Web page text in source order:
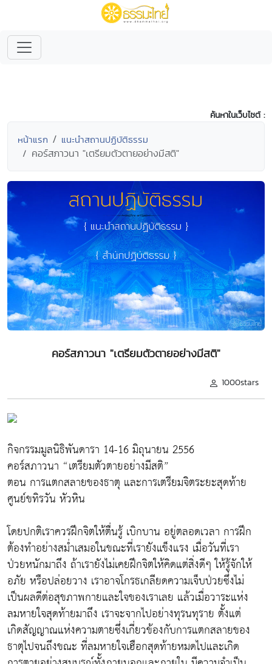
ค้นหาในเว็บไซต์ :
หน้าแรก แนะนำสถานปฏิบัติธรรม
คอร์สภาวนา "เตรียมตัวตายอย่างมีสติ"
คอร์สภาวนา "เตรียมตัวตายอย่างมีสติ"
1000stars
กิจกรรมมูลนิธิพันดารา 14-16 มิถุนายน 2556
คอร์สภาวนา “เตรียมตัวตายอย่างมีสติ”
ตอน การแตกสลายของธาตุ และการเตรียมจิตระยะสุดท้าย
ศูนย์ขทิรวัน หัวหิน
โดยปกติเราควรฝึกจิตให้ตื่นรู้ เบิกบาน อยู่ตลอดเวลา การฝึก
ต้องทำอย่างสม่ำเสมอในขณะที่เรายังแข็งแรง เมื่อวันที่เรา
ป่วยหนักมาถึง ถ้าเรายังไม่เคยฝึกจิตให้คิดแต่สิ่งดีๆ ให้รู้จักให้
อภัย หรือปล่อยวาง เราอาจโกรธเกลียดความเจ็บป่วยซึ่งไม่
เป็นผลดีต่อสุขภาพกายและใจของเราเลย แล้วเมื่อวาระแห่ง
ลมหายใจสุดท้ายมาถึง เราจะจากไปอย่างทุรนทุราย ตั้งแต่
เกิดสัญญาณแห่งความตายซึ่งเกี่ยวข้องกับการแตกสลายของ
ธาตุไปจนถึงขณะ ที่ลมหายใจเฮือกสุดท้ายหมดไปและเกิด